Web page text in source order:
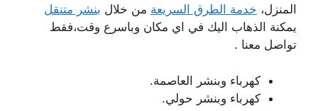
المنزل، خدمة الطرق السريعة من خلال بنشر متنقل
يمكنة الذهاب اليك في اي مكان وباسرع وقت،فقط
تواصل معنا .
كهرباء وبنشر العاصمة.
كهرباء وبنشر حولي.